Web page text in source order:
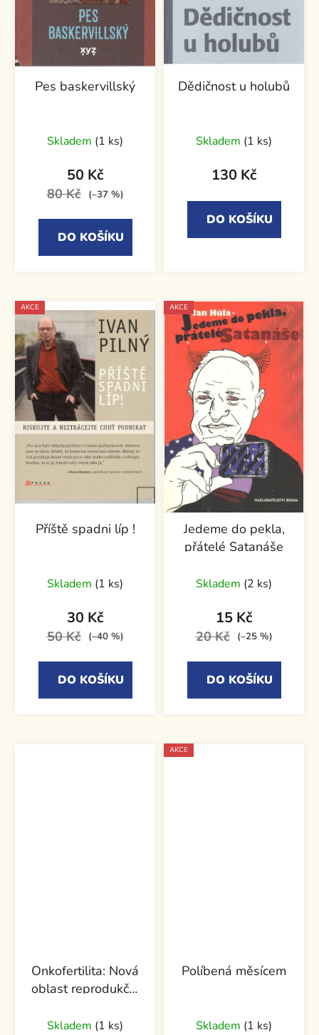
Pes baskervillský
Skladem (1 ks)
50 Kč
80 Kč (–37 %)
DO KOŠÍKU
Dědičnost u holubů
Skladem (1 ks)
130 Kč
DO KOŠÍKU
AKCE
Příště spadni líp !
Skladem (1 ks)
30 Kč
50 Kč (–40 %)
DO KOŠÍKU
AKCE
Jedeme do pekla,
přátelé Satanáše
Skladem (2 ks)
15 Kč
20 Kč (–25 %)
DO KOŠÍKU
Onkofertilita: Nová
oblast reprodukční
Skladem (1 ks)
AKCE
Políbená měsícem
Skladem (1 ks)